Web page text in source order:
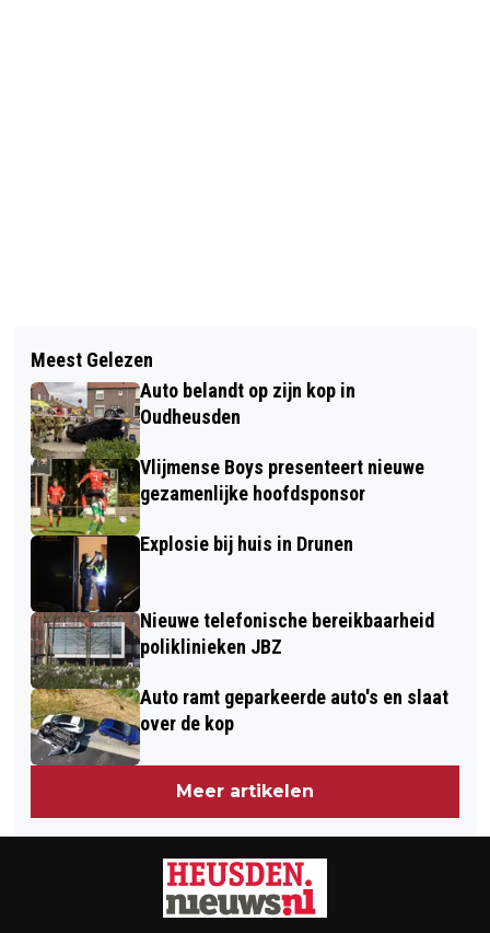
KOM OOK OUDERWETS GEZELLIG
KIENEN BIJ KBO NIEUWKUIJK
PRIJZEN POSTCODELOTERIJ
GEMEENTE HEUSDEN MEI 2025
Meest Gelezen
Auto belandt op zijn kop in
Oudheusden
Vlijmense Boys presenteert nieuwe
gezamenlijke hoofdsponsor
Explosie bij huis in Drunen
Nieuwe telefonische bereikbaarheid
poliklinieken JBZ
Auto ramt geparkeerde auto's en slaat
over de kop
Meer artikelen